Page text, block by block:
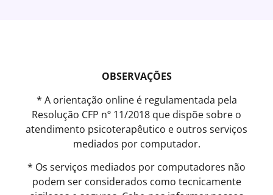
OBSERVAÇÕES
* A orientação online é regulamentada pela
Resolução CFP nº 11/2018 que dispõe sobre o
atendimento psicoterapêutico e outros serviços
mediados por computador.
* Os serviços mediados por computadores não
podem ser considerados como tecnicamente